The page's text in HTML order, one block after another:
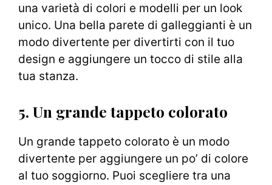
una varietà di colori e modelli per un look
unico. Una bella parete di galleggianti è un
modo divertente per divertirti con il tuo
design e aggiungere un tocco di stile alla
tua stanza.
5. Un grande tappeto colorato
Un grande tappeto colorato è un modo
divertente per aggiungere un po’ di colore
al tuo soggiorno. Puoi scegliere tra una